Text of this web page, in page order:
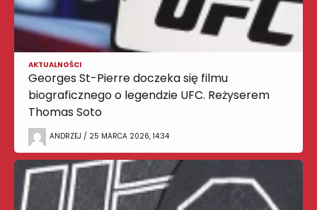
AKTUALNOŚCI
Georges St-Pierre doczeka się filmu
biograficznego o legendzie UFC. Reżyserem
Thomas Soto
ANDRZEJ / 25 MARCA 2026, 14:34